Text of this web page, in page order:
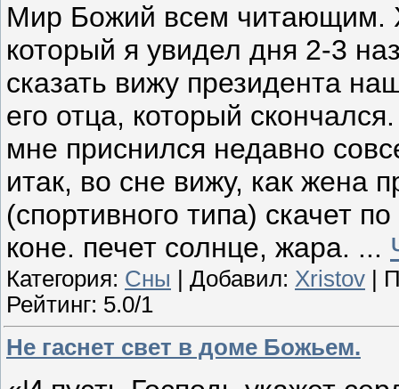
Мир Божий всем читающим.
который я увидел дня 2-3
сказать вижу президента
его отца, который
мне приснился недавно
итак, во сне вижу, как жена
(спортивного типа) скачет
коне. печет солнце, жара. ...
Категория: Сны | Добавил: Xristov |
Рейтинг: 5.0/1
Не гаснет свет в доме Божьем.